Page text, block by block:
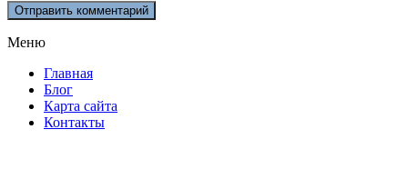
Меню
Главная
Блог
Карта сайта
Контакты